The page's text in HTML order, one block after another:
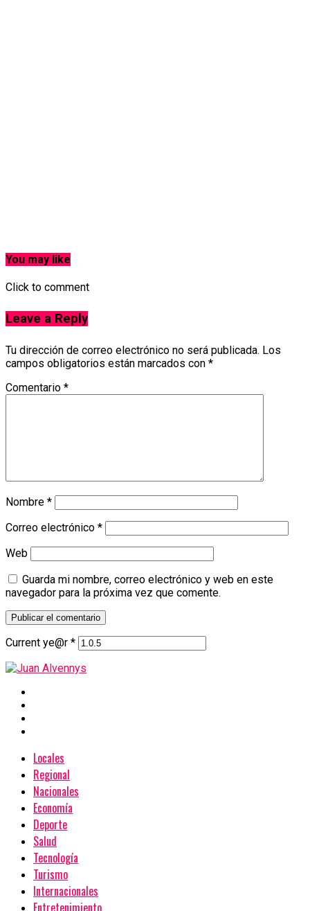
You may like
Click to comment
Leave a Reply
Tu dirección de correo electrónico no será publicada. Los
campos obligatorios están marcados con *
Comentario *
Nombre *
Correo electrónico *
Web
Guarda mi nombre, correo electrónico y web en este
navegador para la próxima vez que comente.
Current ye@r *
Locales
Regional
Nacionales
Economía
Deporte
Salud
Tecnología
Turismo
Internacionales
Entretenimiento